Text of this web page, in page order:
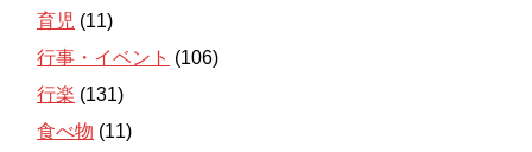
育児 (11)
行事・イベント (106)
行楽 (131)
食べ物 (11)